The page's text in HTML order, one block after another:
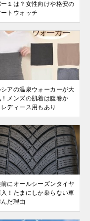
ー１は？女性向けや格安の
トウォッチ
アの温泉ウォーカーが大
！メンズの肌着は腹巻か
レディース用もあり
にオールシーズンタイヤ
入！たまにしか乗らない車
だ理由